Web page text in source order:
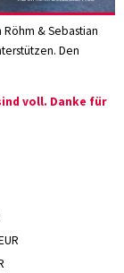
& Sebastian
Den
voll. Danke für